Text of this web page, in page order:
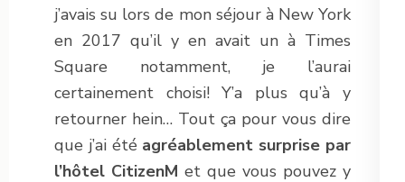
j’avais su lors de mon séjour à New York
en 2017 qu’il y en avait un à Times
Square notamment, je l’aurai
certainement choisi! Y’a plus qu’à y
retourner hein… Tout ça pour vous dire
que j’ai été agréablement surprise par
l’hôtel CitizenM et que vous pouvez y